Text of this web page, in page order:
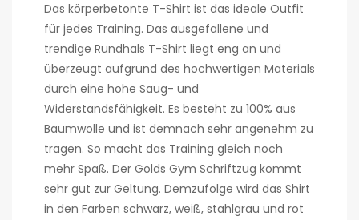
Das körperbetonte T-Shirt ist das ideale Outfit
für jedes Training. Das ausgefallene und
trendige Rundhals T-Shirt liegt eng an und
überzeugt aufgrund des hochwertigen Materials
durch eine hohe Saug- und
Widerstandsfähigkeit. Es besteht zu 100% aus
Baumwolle und ist demnach sehr angenehm zu
tragen. So macht das Training gleich noch
mehr Spaß. Der Golds Gym Schriftzug kommt
sehr gut zur Geltung. Demzufolge wird das Shirt
in den Farben schwarz, weiß, stahlgrau und rot